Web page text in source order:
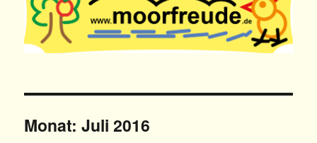
Monat: Juli 2016